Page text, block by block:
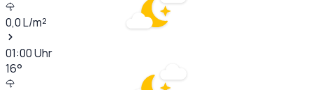
0,0L/m²
01:00Uhr
16°